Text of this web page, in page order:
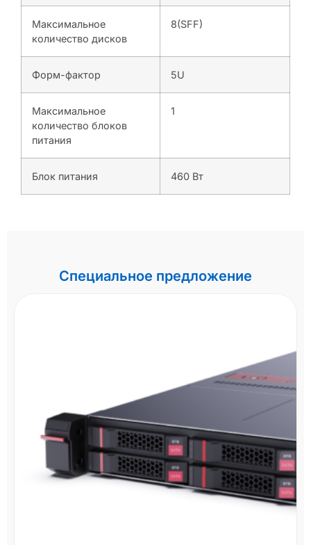
Максимальное
количество дисков
8(SFF)
Форм-фактор 5U
Максимальное
количество блоков
питания
1
Блок питания 460 Вт
Специальное предложение